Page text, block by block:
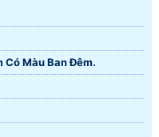
Có Màu Ban Ðêm.